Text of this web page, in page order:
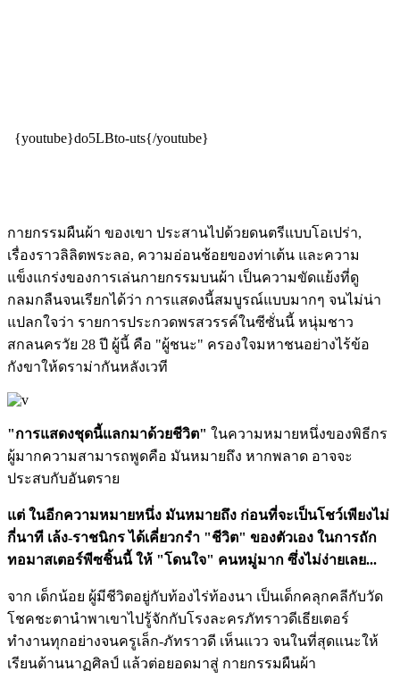
{youtube}do5LBto-uts{/youtube}
กายกรรมผืนผ้า ของเขา ประสานไปด้วยดนตรีแบบโอเปร่า,
เรื่องราวลิลิตพระลอ, ความอ่อนช้อยของท่าเต้น และความ
แข็งแกร่งของการเล่นกายกรรมบนผ้า เป็นความขัดแย้งที่ดู
กลมกลืนจนเรียกได้ว่า การแสดงนี้สมบูรณ์แบบมากๆ จนไม่น่า
แปลกใจว่า รายการประกวดพรสวรรค์ในซีซั่นนี้ หนุ่มชาว
สกลนครวัย 28 ปี ผู้นี้ คือ "ผู้ชนะ" ครองใจมหาชนอย่างไร้ข้อ
กังขาให้ดราม่ากันหลังเวที
"การแสดงชุดนี้แลกมาด้วยชีวิต" ในความหมายหนึ่งของพิธีกร
ผู้มากความสามารถพูดคือ มันหมายถึง หากพลาด อาจจะ
ประสบกับอันตราย
แต่ ในอีกความหมายหนึ่ง มันหมายถึง ก่อนที่จะเป็นโชว์เพียงไม่
กี่นาที เล้ง-ราชนิกร ได้เคี่ยวกรำ "ชีวิต" ของตัวเอง ในการถัก
ทอมาสเตอร์พีซชิ้นนี้ ให้ "โดนใจ" คนหมู่มาก ซึ่งไม่ง่ายเลย...
จาก เด็กน้อย ผู้มีชีวิตอยู่กับท้องไร่ท้องนา เป็นเด็กคลุกคลีกับวัด
โชคชะตานำพาเขาไปรู้จักกับโรงละครภัทราวดีเธียเตอร์
ทำงานทุกอย่างจนครูเล็ก-ภัทราวดี เห็นแวว จนในที่สุดแนะให้
เรียนด้านนาฏศิลป์ แล้วต่อยอดมาสู่ กายกรรมผืนผ้า